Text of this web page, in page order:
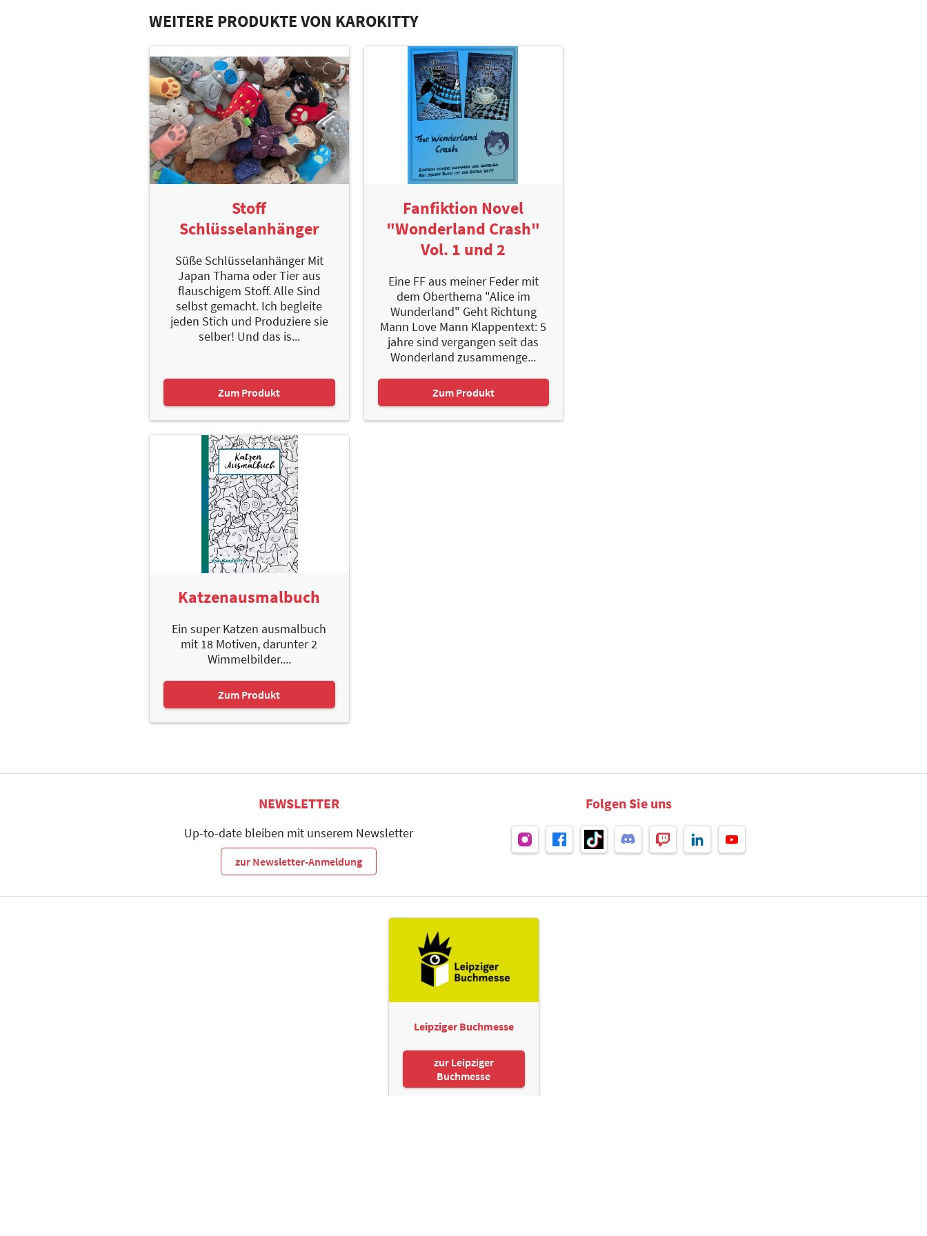
WEITERE PRODUKTE VON KAROKITTY
Stoff
Schlüsselanhänger
Süße Schlüsselanhänger Mit
Japan Thama oder Tier aus
flauschigem Stoff. Alle Sind
selbst gemacht. Ich begleite
jeden Stich und Produziere sie
selber! Und das is...
Zum Produkt
Fanfiktion Novel
"Wonderland Crash"
Vol. 1 und 2
Eine FF aus meiner Feder mit
dem Oberthema "Alice im
Wunderland" Geht Richtung
Mann Love Mann Klappentext: 5
jahre sind vergangen seit das
Wonderland zusammenge...
Zum Produkt
Katzenausmalbuch
Ein super Katzen ausmalbuch
mit 18 Motiven, darunter 2
Wimmelbilder....
Zum Produkt
NEWSLETTER
Up-to-date bleiben mit unserem Newsletter
zur Newsletter-Anmeldung
Folgen Sie uns
Leipziger Buchmesse
zur Leipziger
Buchmesse